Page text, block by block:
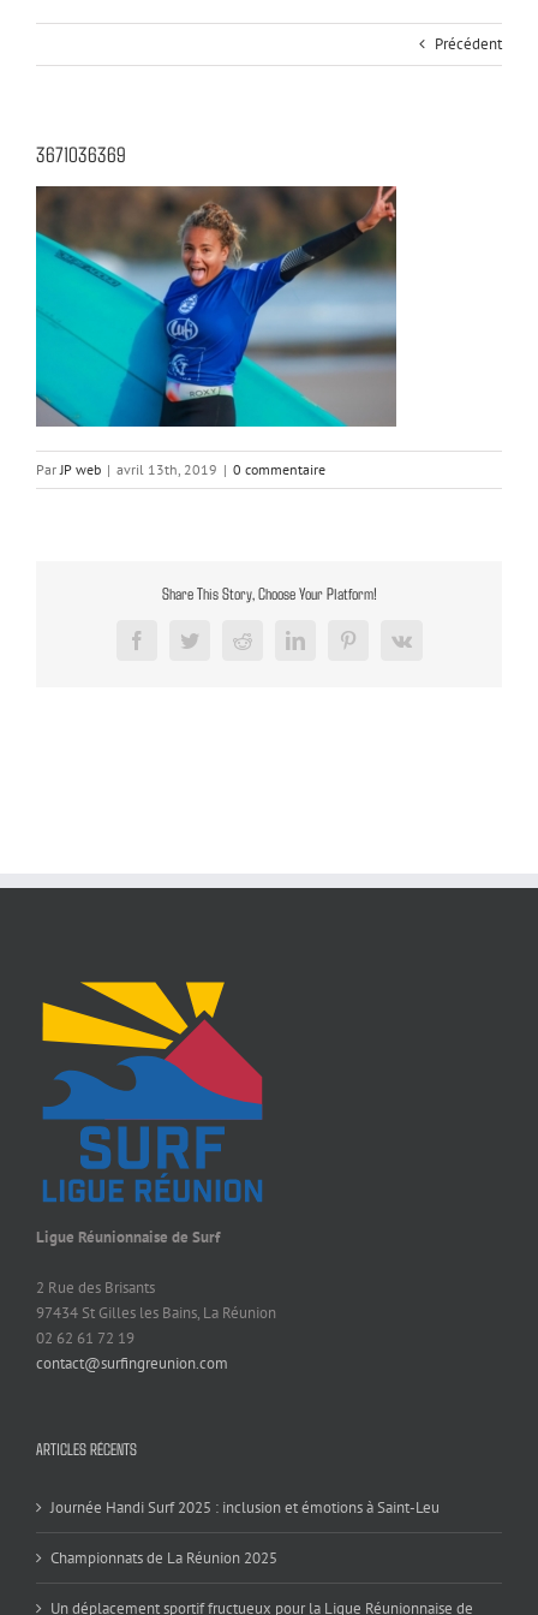
Précédent
3671036369
Par JP web | avril 13th, 2019 | 0 commentaire
Share This Story, Choose Your Platform!
FacebookTwitterRedditLinkedInPinterest
Vk
Ligue Réunionnaise de Surf
2 Rue des Brisants
97434 St Gilles les Bains, La Réunion
02 62 61 72 19
contact@surfingreunion.com
ARTICLES RÉCENTS
Journée Handi Surf 2025 : inclusion et émotions à Saint-Leu
Championnats de La Réunion 2025
Un déplacement sportif fructueux pour la Ligue Réunionnaise de